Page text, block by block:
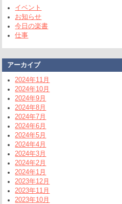
イベント
お知らせ
今日の楽書
仕事
アーカイブ
2024年11月
2024年10月
2024年9月
2024年8月
2024年7月
2024年6月
2024年5月
2024年4月
2024年3月
2024年2月
2024年1月
2023年12月
2023年11月
2023年10月